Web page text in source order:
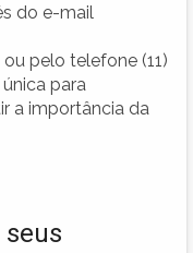
do e-mail
ou pelo telefone (11)
para
a importância da